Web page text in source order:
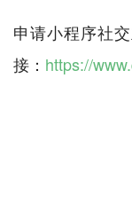
申请小程序社
接： https://